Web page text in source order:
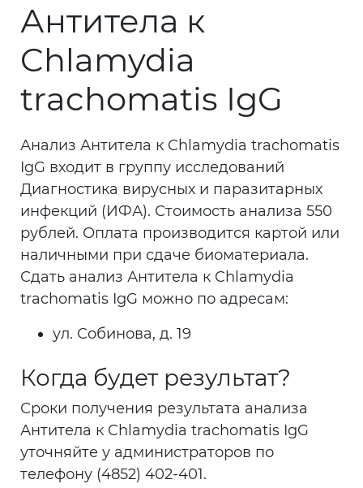
Антитела к
Chlamydia
trachomatis IgG
Анализ Антитела к Chlamydia trachomatis
IgG входит в группу исследований
Диагностика вирусных и паразитарных
инфекций (ИФА). Стоимость анализа 550
рублей. Оплата производится картой или
наличными при сдаче биоматериала.
Сдать анализ Антитела к Chlamydia
trachomatis IgG можно по адресам:
ул. Собинова, д. 19
Когда будет результат?
Сроки получения результата анализа
Антитела к Chlamydia trachomatis IgG
уточняйте у администраторов по
телефону (4852) 402-401.